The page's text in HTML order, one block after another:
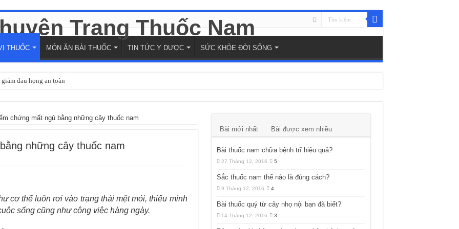
THUỐC MÓN ĂN BÀI THUỐC TIN TỨC Y DƯỢC SỨC KHỎE ĐỜI SỐNG
đau họng an toàn
đến hiện đại
Đến Ứng Dụng Dược Liệu
đề sức khỏe
dụng y học hiện đại
hay từ cây thuốc nam
nghẹt mũi nhanh chóng
chứng mất ngủ bằng những cây thuốc nam
những cây thuốc nam
cơ thể luôn rơi vào trạng thái mệt mỏi, thiếu minh
sống cũng như công việc hàng ngày.
Bài mới nhất Bài được xem nhiều
Bài thuốc nam chữa bệnh trĩ hiệu quả?
27 Tháng 12, 2016 5
Sắc thuốc nam thế nào là đúng cách?
9 Tháng 12, 2016 4
Bài thuốc quý từ cây nhọ nội bạn đã biết?
14 Tháng 12, 2016 3